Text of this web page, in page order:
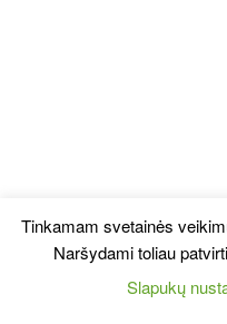
Tinkamam svetainės
Naršydami toliau
Slapukų